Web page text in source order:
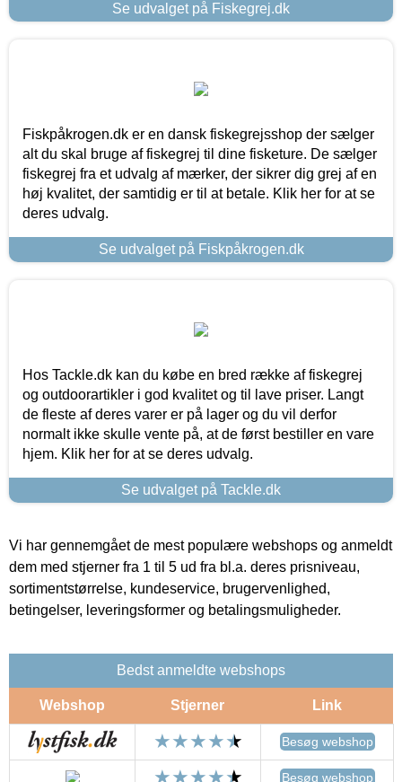
Se udvalget på Fiskegrej.dk
Fiskpåkrogen.dk er en dansk fiskegrejsshop der sælger
alt du skal bruge af fiskegrej til dine fisketure. De sælger
fiskegrej fra et udvalg af mærker, der sikrer dig grej af en
høj kvalitet, der samtidig er til at betale. Klik her for at se
deres udvalg.
Se udvalget på Fiskpåkrogen.dk
Hos Tackle.dk kan du købe en bred række af fiskegrej
og outdoorartikler i god kvalitet og til lave priser. Langt
de fleste af deres varer er på lager og du vil derfor
normalt ikke skulle vente på, at de først bestiller en vare
hjem. Klik her for at se deres udvalg.
Se udvalget på Tackle.dk
Vi har gennemgået de mest populære webshops og anmeldt
dem med stjerner fra 1 til 5 ud fra bl.a. deres prisniveau,
sortimentstørrelse, kundeservice, brugervenlighed,
betingelser, leveringsformer og betalingsmuligheder.
Bedst anmeldte webshops
Webshop Stjerner Link
Besøg webshop
Besøg webshop